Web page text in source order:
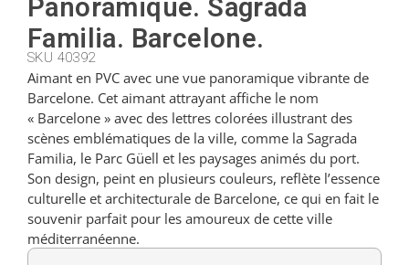
Louches
Dés à coudre
Figurines
Panoramique. Sagrada
Familia. Barcelone.
SKU 40392
Aimant en PVC avec une vue panoramique vibrante de
Barcelone. Cet aimant attrayant affiche le nom
« Barcelone » avec des lettres colorées illustrant des
scènes emblématiques de la ville, comme la Sagrada
Familia, le Parc Güell et les paysages animés du port.
Son design, peint en plusieurs couleurs, reflète l’essence
culturelle et architecturale de Barcelone, ce qui en fait le
souvenir parfait pour les amoureux de cette ville
méditerranéenne.